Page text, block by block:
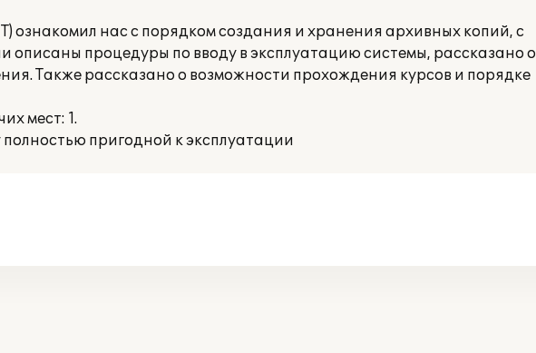
ознакомил нас с порядком создания и хранения архивных копий, с
описаны процедуры по вводу в эксплуатацию системы, рассказано о
Также рассказано о возможности прохождения курсов и порядке
мест: 1.
пригодной к эксплуатации